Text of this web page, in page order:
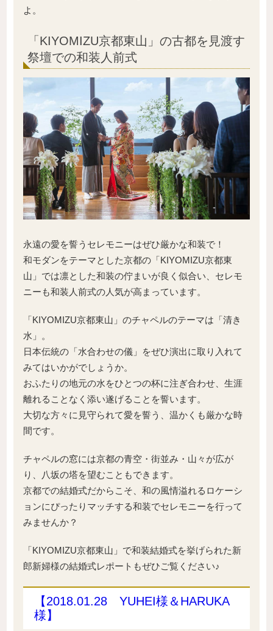
よ。
「KIYOMIZU京都東山」の古都を見渡す
祭壇での和装人前式
永遠の愛を誓うセレモニーはぜひ厳かな和装で！
和モダンをテーマとした京都の「KIYOMIZU京都東
山」では凛とした和装の佇まいが良く似合い、セレモ
ニーも和装人前式の人気が高まっています。
「KIYOMIZU京都東山」のチャペルのテーマは「清き
水」。
日本伝統の「水合わせの儀」をぜひ演出に取り入れて
みてはいかがでしょうか。
おふたりの地元の水をひとつの杯に注ぎ合わせ、生涯
離れることなく添い遂げることを誓います。
大切な方々に見守られて愛を誓う、温かくも厳かな時
間です。
チャペルの窓には京都の青空・街並み・山々が広が
り、八坂の塔を望むこともできます。
京都での結婚式だからこそ、和の風情溢れるロケーシ
ョンにぴったりマッチする和装でセレモニーを行って
みませんか？
「KIYOMIZU京都東山」で和装結婚式を挙げられた新
郎新婦様の結婚式レポートもぜひご覧ください♪
【2018.01.28 YUHEI様＆HARUKA
様】